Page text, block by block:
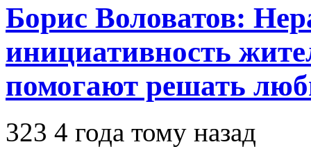
Борис Воловатов:
инициативность
помогают решать
323 4 года тому назад